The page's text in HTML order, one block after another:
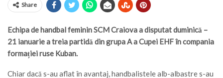
Share
Echipa de handbal feminin SCM Craiova a disputat duminică –
21 ianuarie a treia partidă din grupa A a Cupei EHF în compania
formației ruse Kuban.
Chiar dacă s-au aflat în avantaj, handbalistele alb-albastre s-au